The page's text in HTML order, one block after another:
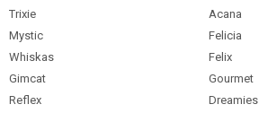
Trixie
Acana
Mystic
Felicia
Whiskas
Felix
Gimcat
Gourmet
Reflex
Dreamies